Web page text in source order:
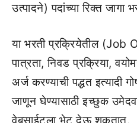
उत्पादने) पदांच्या रिक्त जागा
या भरती प्रक्रियेतील
पात्रता, निवड प्रक्रिया,
अर्ज करण्याची पद्धत इत्यादी
जाणून घेण्यासाठी इच्छुक